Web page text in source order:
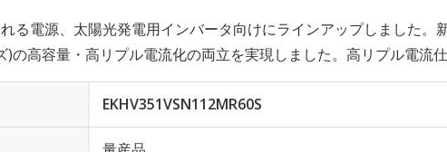
る電源、太陽光発電用インバータ向けにラインアップしました。
の高容量・高リプル電流化の両立を実現しました。高リプル電流仕
EKHV351VSN112MR60S